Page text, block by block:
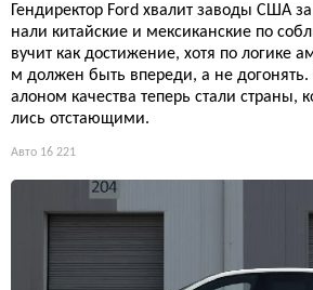
Гендиректор Ford хвалит заводы США
нали китайские и мексиканские по
вучит как достижение, хотя по логике
м должен быть впереди, а не догонять.
алоном качества теперь стали страны,
лись отстающими.
Авто 16 221